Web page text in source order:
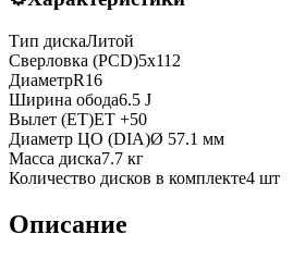
Тип дискаЛитой
Сверловка (PCD)5x112
ДиаметрR16
Ширина обода6.5 J
Вылет (ET)ET +50
Диаметр ЦО (DIA)Ø 57.1 мм
Масса диска7.7 кг
Количество дисков в комплекте4 шт
Описание